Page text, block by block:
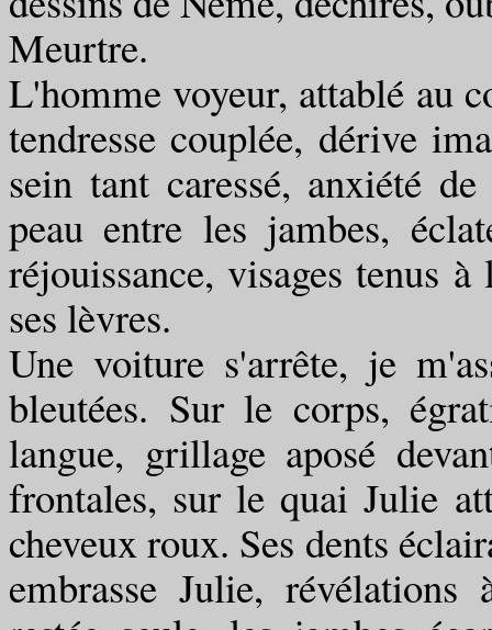
Meurtre.
L'homme voyeur, attablé au
tendresse couplée, dérive
sein tant caressé, anxiété
peau entre les jambes,
réjouissance, visages tenus
ses lèvres.
Une voiture s'arrête, je
bleutées. Sur le corps,
langue, grillage aposé
frontales, sur le quai Julie
cheveux roux. Ses dents
embrasse Julie,